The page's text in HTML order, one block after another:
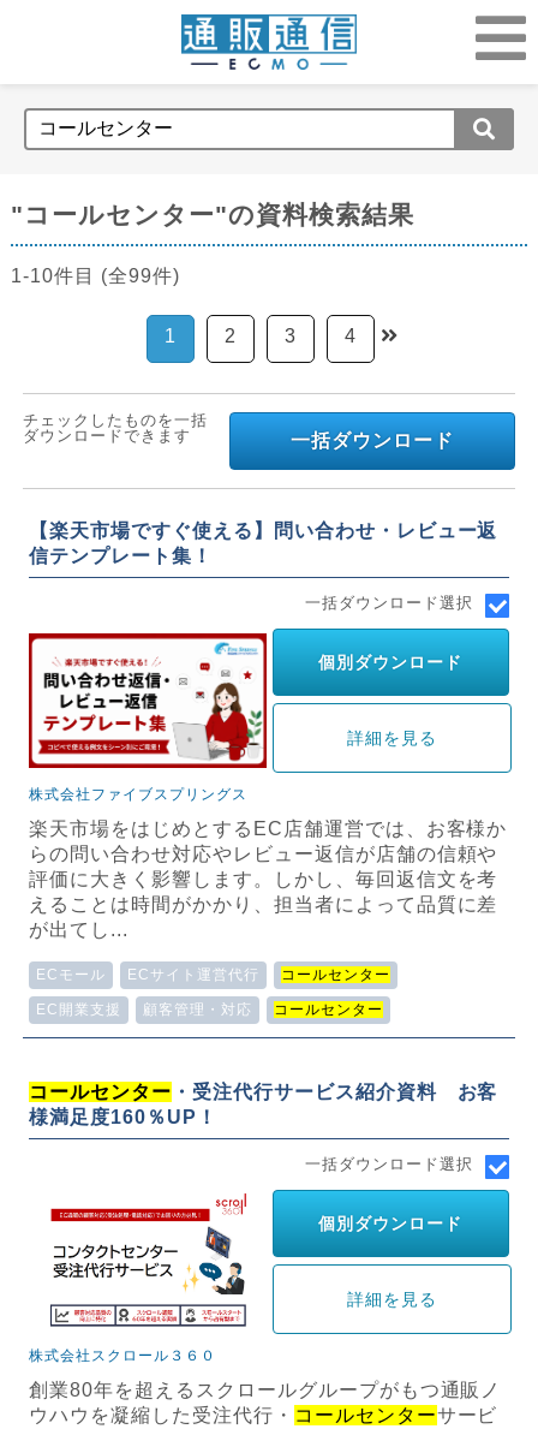
"コールセンター"の資料検索結果
1-10件目 (全99件)
1 2 3 4
一括ダウンロード
チェックしたものを一括
ダウンロードできます
【楽天市場ですぐ使える】問い合わせ・レビュー返
信テンプレート集！
一括ダウンロード選択
個別ダウンロード
詳細を見る
株式会社ファイブスプリングス
楽天市場をはじめとするEC店舗運営では、お客様か
らの問い合わせ対応やレビュー返信が店舗の信頼や
評価に大きく影響します。しかし、毎回返信文を考
えることは時間がかかり、担当者によって品質に差
が出てし...
ECモール ECサイト運営代行 コールセンター
EC開業支援 顧客管理・対応 コールセンター
コールセンター ・受注代行サービス紹介資料 お客
様満足度160％UP！
一括ダウンロード選択
個別ダウンロード
詳細を見る
株式会社スクロール３６０
創業80年を超えるスクロールグループがもつ通販ノ
ウハウを凝縮した受注代行・ コールセンターサービ